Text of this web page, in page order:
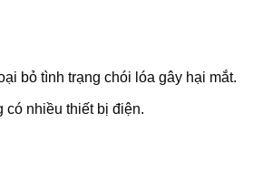
bỏ tình trạng chói lóa gây hại mắt.
nhiều thiết bị điện.